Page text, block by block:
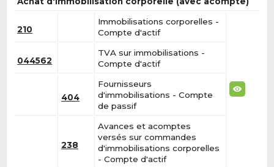
210
Immobilisations corporelles -
Compte d'actif
044562
TVA sur immobilisations -
Compte d'actif
404
Fournisseurs
d'immobilisations - Compte
de passif
238
Avances et acomptes
versés sur commandes
d'immobilisations corporelles
- Compte d'actif